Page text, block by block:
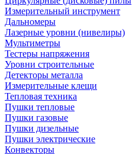
Измерительный инструмент
Дальномеры
Лазерные уровни (нивелиры)
Мультиметры
Тестеры напряжения
Уровни строительные
Детекторы металла
Измерительные клещи
Тепловая техника
Пушки тепловые
Пушки газовые
Пушки дизельные
Пушки электрические
Конвекторы